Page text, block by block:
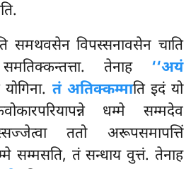
समथवसेन विपस्सनावसेन चाति
तेनाह ‘‘अयं
योगिना. तं अतिक्कम्माति इदं यो
धम्मे सम्मदेव
ततो अरूपसमापत्तिं
सम्मसति, तं सन्धाय वुत्तं. तेनाह